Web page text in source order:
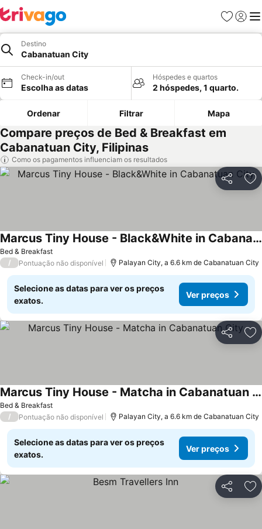
Favoritos
Iniciar
Destino
Cabanatuan City
Check-in/out
Escolha as datas
Hóspedes e quartos
2 hóspedes, 1 quarto.
Ordenar Filtrar Mapa
Compare preços de Bed & Breakfast em
Cabanatuan City, Filipinas
Como os pagamentos influenciam os resultados
Partilhar
Bed & Breakfast
Marcus Tiny House - Black&White in Cabanatuan City
/ Pontuação não disponível Palayan City, a 6.6 km de Cabanatuan City
Selecione as datas para ver os preços
exatos.
Ver preços
Partilhar
Bed & Breakfast
Marcus Tiny House - Matcha in Cabanatuan City
/ Pontuação não disponível Palayan City, a 6.6 km de Cabanatuan City
Selecione as datas para ver os preços
exatos.
Ver preços
Partilhar